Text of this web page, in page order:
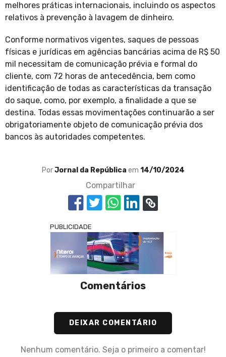
melhores práticas internacionais, incluindo os aspectos
relativos à prevenção à lavagem de dinheiro.
Conforme normativos vigentes, saques de pessoas
físicas e jurídicas em agências bancárias acima de R$ 50
mil necessitam de comunicação prévia e formal do
cliente, com 72 horas de antecedência, bem como
identificação de todas as características da transação
do saque, como, por exemplo, a finalidade a que se
destina. Todas essas movimentações continuarão a ser
obrigatoriamente objeto de comunicação prévia dos
bancos às autoridades competentes.
PorJornal da República em 14/10/2024
Compartilhar
PUBLICIDADE
Comentários
DEIXAR COMENTÁRIO
Nenhum comentário. Seja o primeiro a comentar!